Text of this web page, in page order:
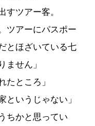
ツアー客。
ツアーにパスポー
とほざいている七
ません」
たところ」
というじゃない」
ちかと思ってい